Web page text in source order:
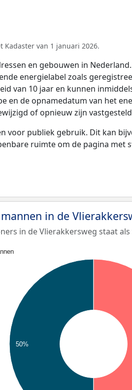
Kadaster van 1 januari 2026.
en gebouwen in
energielabel zoals
van 10 jaar en kunnen
en de opnamedatum van het
of opnieuw zijn
voor publiek gebruik. Dit kan
ruimte om de pagina met
in de
in de Vlierakkersweg staat
50%